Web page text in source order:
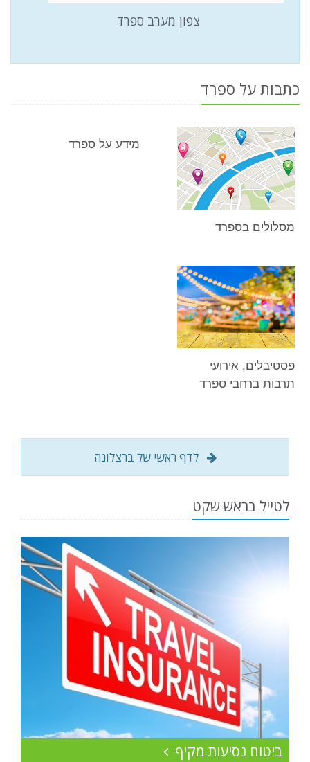
צפון מערב ספרד
כתבות על ספרד
מסלולים בספרד
מידע על ספרד
פסטיבלים, אירועי
תרבות ברחבי ספרד
לדף ראשי של ברצלונה
לטייל בראש שקט
ביטוח נסיעות מקיף